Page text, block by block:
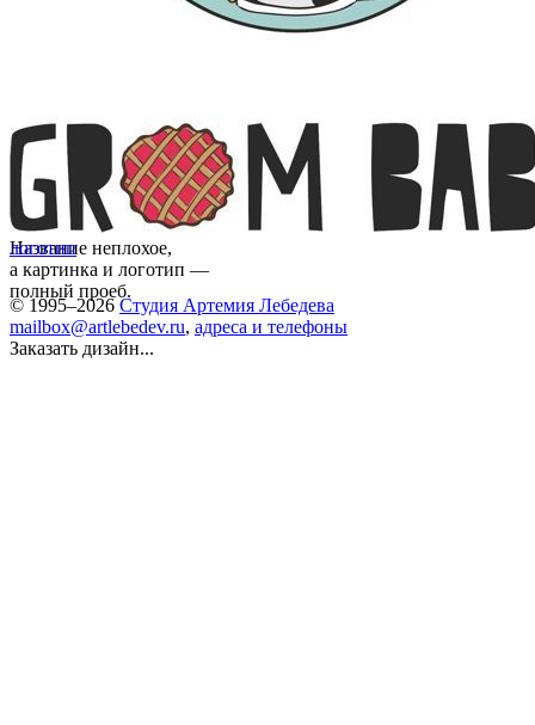
Название неплохое,
а картинка и логотип —
полный проеб.
логотип
© 1995–2026 Студия Артемия Лебедева
mailbox@artlebedev.ru, адреса и телефоны
Заказать дизайн...